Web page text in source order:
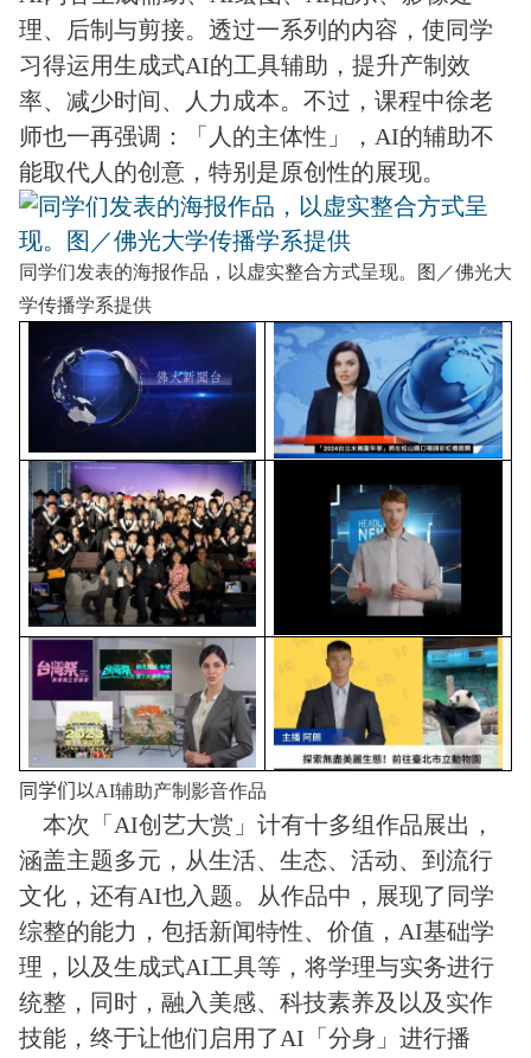
理、后制与剪接。透过一系列的内容，使同学
习得运用生成式AI的工具辅助，提升产制效
率、减少时间、人力成本。不过，课程中徐老
师也一再强调：「人的主体性」，AI的辅助不
能取代人的创意，特别是原创性的展现。
同学们发表的海报作品，以虚实整合方式呈现。图／佛光大
学传播学系提供
同学们以AI辅助产制影音作品
本次「AI创艺大赏」计有十多组作品展出，
涵盖主题多元，从生活、生态、活动、到流行
文化，还有AI也入题。从作品中，展现了同学
综整的能力，包括新闻特性、价值，AI基础学
理，以及生成式AI工具等，将学理与实务进行
统整，同时，融入美感、科技素养及以及实作
技能，终于让他们启用了AI「分身」进行播